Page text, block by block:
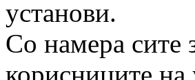
установи.
Со намера сите